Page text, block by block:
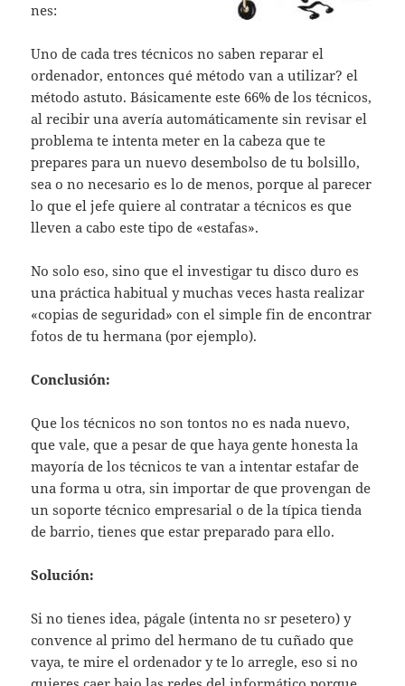
nes:
Uno de cada tres técnicos no saben reparar el
ordenador, entonces qué método van a utilizar? el
método astuto. Básicamente este 66% de los técnicos,
al recibir una avería automáticamente sin revisar el
problema te intenta meter en la cabeza que te
prepares para un nuevo desembolso de tu bolsillo,
sea o no necesario es lo de menos, porque al parecer
lo que el jefe quiere al contratar a técnicos es que
lleven a cabo este tipo de «estafas».
No solo eso, sino que el investigar tu disco duro es
una práctica habitual y muchas veces hasta realizar
«copias de seguridad» con el simple fin de encontrar
fotos de tu hermana (por ejemplo).
Conclusión:
Que los técnicos no son tontos no es nada nuevo,
que vale, que a pesar de que haya gente honesta la
mayoría de los técnicos te van a intentar estafar de
una forma u otra, sin importar de que provengan de
un soporte técnico empresarial o de la típica tienda
de barrio, tienes que estar preparado para ello.
Solución:
Si no tienes idea, págale (intenta no sr pesetero) y
convence al primo del hermano de tu cuñado que
vaya, te mire el ordenador y te lo arregle, eso si no